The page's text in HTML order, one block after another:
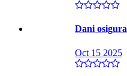
Dani
Oct 15 2025